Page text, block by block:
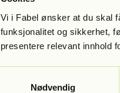
Vi i Fabel ønsker at du skal
funksjonalitet og sikkerhet,
presentere relevant innhold
Nødvendig
Application